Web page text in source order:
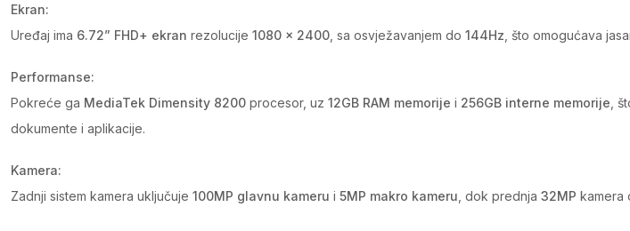
Ekran:
Uređaj ima 6.72” FHD+ ekran rezolucije 1080 x 2400 , sa osvježavanjem do 144Hz , što omogućava
Performanse:
Pokreće ga MediaTek Dimensity 8200 procesor, uz 12GB RAM memorije i 256GB interne memorije ,
dokumente i aplikacije.
Kamera:
Zadnji sistem kamera uključuje 100MP glavnu kameru i 5MP makro kameru , dok prednja 32MP kamera